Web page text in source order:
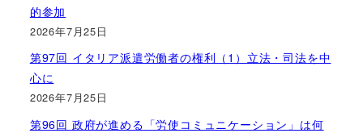
的参加
2026年7月25日
第97回 イタリア派遣労働者の権利（1）立法・司法を中
心に
2026年7月25日
第96回 政府が進める「労使コミュニケーション」は何